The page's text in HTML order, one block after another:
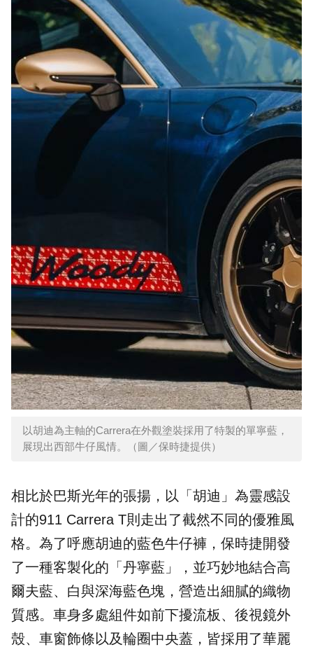
以胡迪為主軸的Carrera在外觀塗裝採用了特製的單寧藍，
展現出西部牛仔風情。（圖／保時捷提供）
相比於巴斯光年的張揚，以「胡迪」為靈感設
計的911 Carrera T則走出了截然不同的優雅風
格。為了呼應胡迪的藍色牛仔褲，保時捷開發
了一種客製化的「丹寧藍」，並巧妙地結合高
爾夫藍、白與深海藍色塊，營造出細膩的織物
質感。車身多處組件如前下擾流板、後視鏡外
殼、車窗飾條以及輪圈中央蓋，皆採用了華麗